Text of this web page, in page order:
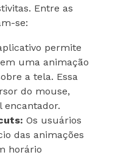
Entre as
se:
permite
uma animação
a tela. Essa
do mouse,
encantador.
Os usuários
das animações
horário